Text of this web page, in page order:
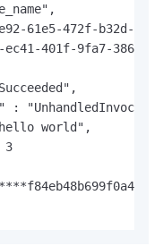
61e5-472f-b32d-
401f-9fa7-
:
world",
3